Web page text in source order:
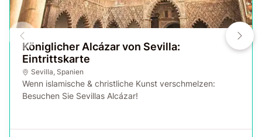
Königlicher Alcázar von Sevilla:
Eintrittskarte
Sevilla, Spanien
Wenn islamische & christliche Kunst verschmelzen:
Besuchen Sie Sevillas Alcázar!